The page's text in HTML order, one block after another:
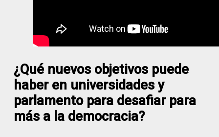
¿Qué nuevos objetivos puede
haber en universidades y
parlamento para desafiar para
más a la democracia?